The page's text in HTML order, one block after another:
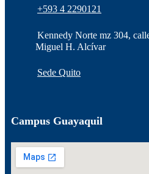
+593 4 2290121
Kennedy Norte mz 304,
Miguel H. Alcívar
Sede Quito
Campus Guayaquil